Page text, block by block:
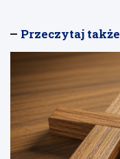
Przeczytaj także